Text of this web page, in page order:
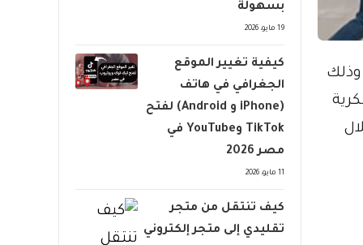
وذلك
بسهولة
19 مايو، 2026
كيفية تغيير الموقع
الجغرافي في هاتف
(iPhone و Android) لفتح
TikTok وYouTube في
مصر 2026
11 مايو، 2026
كيف تنتقل من متجر
تقليدي إلى متجر إلكتروني